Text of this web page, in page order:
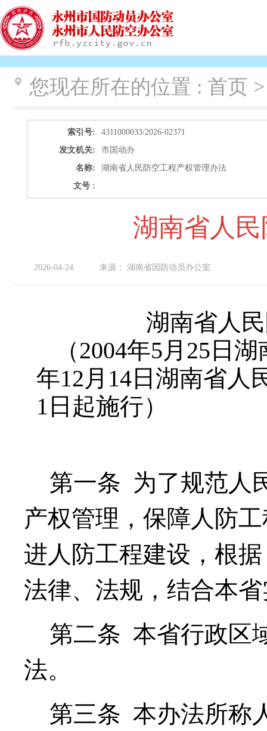
您现在所在的位置 : 首页
索引号:
4311000033/2026-02371
发文机关:
市国动办
名称:
湖南省人民防空工程产权管理办法
文号 :
湖南省人
2026-04-24 来源： 湖南省国防动员办公室
湖南省人
（2004年5月 25 日
年12月 14 日湖南省人
1 日起施行）
第一条 为了规范人
产权管理，保障人防
进人防工程建设，根
法律、法规，结合本
第二条 本省行政区
法。
第三条 本办法所称